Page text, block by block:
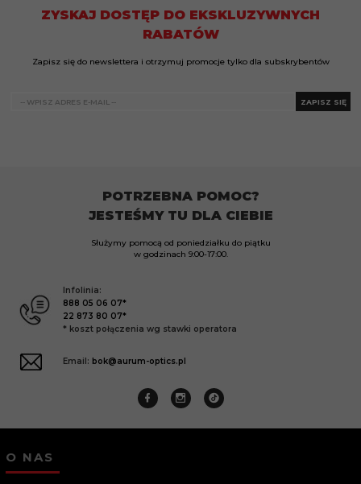
ZYSKAJ DOSTĘP DO EKSKLUZYWNYCH
RABATÓW
Zapisz się do newslettera i otrzymuj promocje tylko dla subskrybentów
ZAPISZ SIĘ
POTRZEBNA POMOC?
JESTEŚMY TU DLA CIEBIE
Służymy pomocą od poniedziałku do piątku
w godzinach 9:00-17:00.
Infolinia:
888 05 06 07*
22 873 80 07*
* koszt połączenia wg stawki operatora
Email: bok@aurum-optics.pl
O NAS